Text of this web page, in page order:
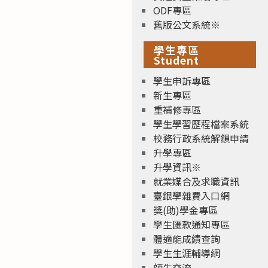
ODF專區
舊版公文系統※
學生專區
Student
學生申訴專區
新生專區
重補修專區
學生學習歷程檔案系統
校務行政系統解鎖申請
升學專區
升學資訊※
就業媒合及求職資訊
臺銀學雜費入口網
獎(助)學金專區
學生匯款通知專區
體適能成績查詢
學生生涯輔導網